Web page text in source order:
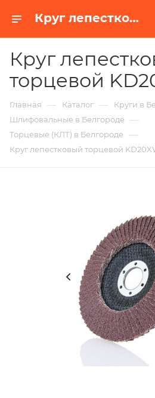
Круг лепестковый торцевой KD20XW в Белгороде | Купить по недорогой цене от Абразивного Завода
Круг
торцевой
Главная — Каталог — Круги в
Шлифовальные в Белгороде —
Торцевые (КЛТ) в Белгороде —
Круг лепестковый торцевой